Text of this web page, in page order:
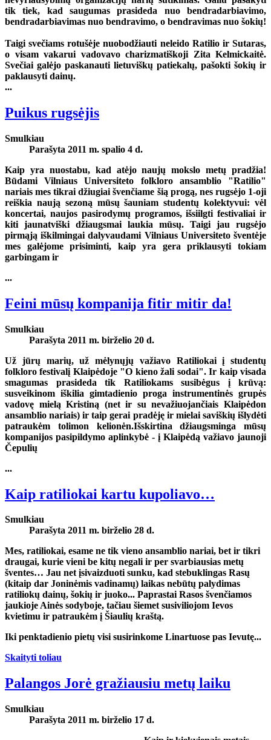
tik tiek, kad saugumas prasideda nuo bendradarbiavimo,
bendradarbiavimas nuo bendravimo, o bendravimas nuo šokių!
Taigi svečiams rotušėje nuobodžiauti neleido Ratilio ir Sutaras,
o visam vakarui vadovavo charizmatiškoji Zita Kelmickaitė.
Svečiai galėjo paskanauti lietuviškų patiekalų, pašokti šokių ir
paklausyti dainų.
...
Puikus rugsėjis
Smulkiau
Parašyta 2011 m. spalio 4 d.
Kaip yra nuostabu, kad atėjo naujų mokslo metų pradžia!
Būdami Vilniaus Universiteto folkloro ansamblio "Ratilio"
nariais mes tikrai džiugiai švenčiame šią progą, nes rugsėjo 1-oji
reiškia naują sezoną mūsų šauniam studentų kolektyvui: vėl
koncertai, naujos pasirodymų programos, išsiilgti festivaliai ir
kiti jaunatviški džiaugsmai laukia mūsų. Taigi jau rugsėjo
pirmąją iškilmingai dalyvaudami Vilniaus Universiteto šventėje
mes galėjome prisiminti, kaip yra gera priklausyti tokiam
garbingam ir
...
Feini mūsų kompanija fitir mitir da!
Smulkiau
Parašyta 2011 m. birželio 20 d.
Už jūrų marių, už mėlynųjų važiavo Ratiliokai į studentų
folkloro festivalį Klaipėdoje "O kieno žali sodai". Ir kaip visada
smagumas prasideda tik Ratiliokams susibėgus į krūvą:
susveikinom iškilia gimtadienio proga instrumentinės grupės
vadovę mielą Kristiną (net ir su nevažiuojančiais Klaipėdon
ansamblio nariais) ir taip gerai pradėję ir mielai saviškių išlydėti
patraukėm tolimon kelionėn.Išskirtina džiaugsminga mūsų
kompanijos pasipildymo aplinkybė - į Klaipėdą važiavo jaunoji
Čepulių
...
Kaip ratiliokai kartu kupoliavo…
Smulkiau
Parašyta 2011 m. birželio 28 d.
Mes, ratiliokai, esame ne tik vieno ansamblio nariai, bet ir tikri
draugai, kurie vieni be kitų negali ir per svarbiausias metų
šventes… Jau net įsivaizduoti sunku, kad stebuklingas Rasų
(kitaip dar Joninėmis vadinamų) laikas nebūtų palydimas
ratiliokų dainų, šokių ir juoko... Paprastai Rasos švenčiamos
jaukioje Ainės sodyboje, tačiau šiemet susiviliojom Ievos
kvietimu ir patraukėm į Šiaulių kraštą.
Iki penktadienio pietų visi susirinkome Linartuose pas Ievutę...
Skaityti toliau
Palangos Jorė gražiausiu metų laiku
Smulkiau
Parašyta 2011 m. birželio 17 d.